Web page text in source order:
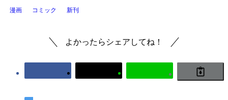
漫画 コミック 新刊
よかったらシェアしてね！